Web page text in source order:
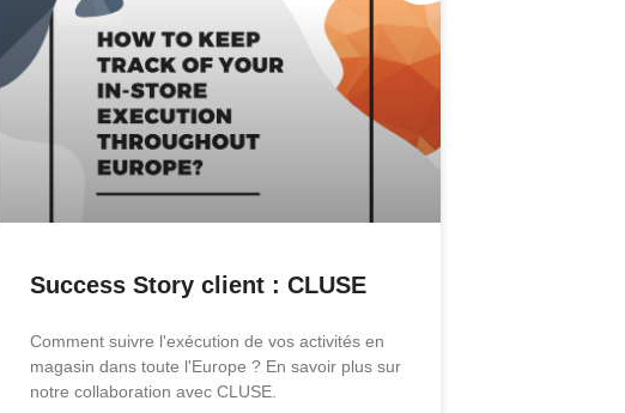
Success Story client : CLUSE
Comment suivre l'exécution de vos activités en
magasin dans toute l'Europe ? En savoir plus sur
notre collaboration avec CLUSE.